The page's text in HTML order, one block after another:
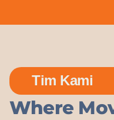
Tim Kami
Where